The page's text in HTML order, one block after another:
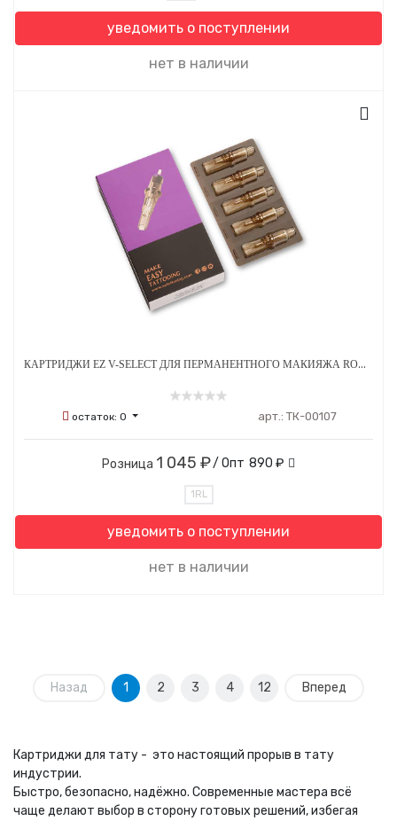
уведомить о поступлении
нет в наличии
КАРТРИДЖИ EZ V-SELECT ДЛЯ ПЕРМАНЕНТНОГО МАКИЯЖА ROUND LINER P 0.40 ММ 20 ШТ
остаток: 0 арт.: ТК-00107
Розница 1 045 ₽/ Опт 890 ₽
1RL
уведомить о поступлении
нет в наличии
Назад 1 2 3 4 12 Вперед
Картриджи для тату - это настоящий прорыв в тату
индустрии.
Быстро, безопасно, надёжно. Современные мастера всё
чаще делают выбор в сторону готовых решений, избегая